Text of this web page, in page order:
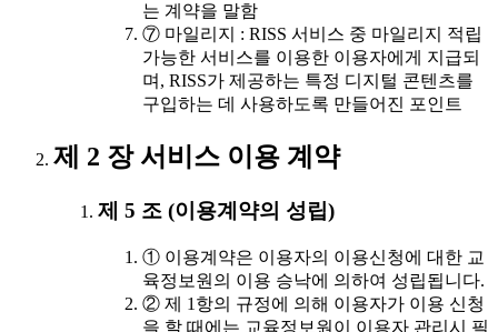
는 계약을 말함
⑦ 마일리지 : RISS 서비스 중 마일리지 적립
가능한 서비스를 이용한 이용자에게 지급되
며, RISS가 제공하는 특정 디지털 콘텐츠를
구입하는 데 사용하도록 만들어진 포인트
제 2 장 서비스 이용 계약
제 5 조 (이용계약의 성립)
① 이용계약은 이용자의 이용신청에 대한 교
육정보원의 이용 승낙에 의하여 성립됩니다.
② 제 1항의 규정에 의해 이용자가 이용 신청
을 할 때에는 교육정보원이 이용자 관리시 필